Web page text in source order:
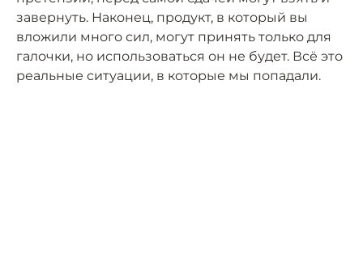
завернуть. Наконец, продукт, в который вы
вложили много сил, могут принять только для
галочки, но использоваться он не будет. Всё это
реальные ситуации, в которые мы попадали.